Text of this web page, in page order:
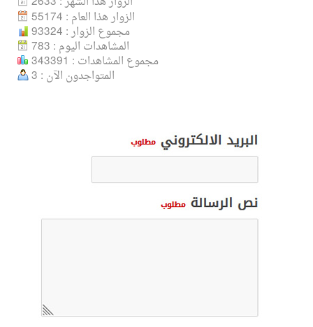
الزوار هذا العام : 55174
مجموع الزوار : 93324
المشاهدات اليوم : 783
مجموع المشاهدات : 343391
المتواجدون الآن : 3